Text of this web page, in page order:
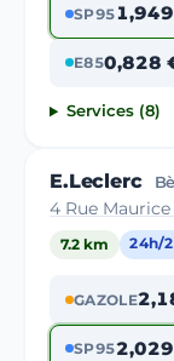
SP95
E850,828
Services (8)
E.Leclerc
4 Rue
7.2 km 24h/
GAZOLE
SP95